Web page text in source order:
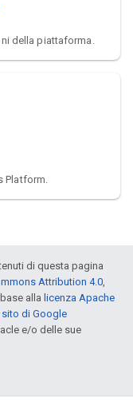
della piattaforma.
Platform.
di questa pagina
Attribution 4.0
alla licenza Apache
di Google
e/o delle sue